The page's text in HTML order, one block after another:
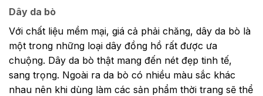
Dây da bò
Với chất liệu mềm mại, giá cả phải chăng, dây da bò là
một trong những loại dây đồng hồ rất được ưa
chuộng. Dây da bò thật mang đến nét đẹp tinh tế,
sang trọng. Ngoài ra da bò có nhiều màu sắc khác
nhau nên khi dùng làm các sản phẩm thời trang sẽ thể